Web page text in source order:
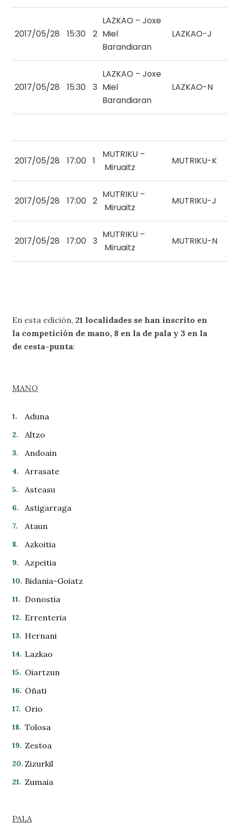
2017/05/28 15:30 2
LAZKAO – Joxe
Miel
Barandiaran
LAZKAO-J
2017/05/28 15:30 3
LAZKAO – Joxe
Miel
Barandiaran
LAZKAO-N
2017/05/28 17:00 1
MUTRIKU –
Miruaitz
MUTRIKU-K
2017/05/28 17:00 2
MUTRIKU –
Miruaitz
MUTRIKU-J
2017/05/28 17:00 3
MUTRIKU –
Miruaitz
MUTRIKU-N
En esta edición, 21 localidades se han inscrito en
la competición de mano, 8 en la de pala y 3 en la
de cesta-punta:
MANO
Aduna
Altzo
Andoain
Arrasate
Asteasu
Astigarraga
Ataun
Azkoitia
Azpeitia
Bidania-Goiatz
Donostia
Errenteria
Hernani
Lazkao
Oiartzun
Oñati
Orio
Tolosa
Zestoa
Zizurkil
Zumaia
PALA